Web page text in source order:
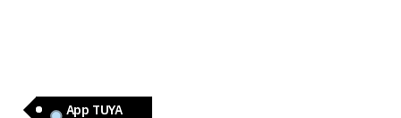
App TUYA